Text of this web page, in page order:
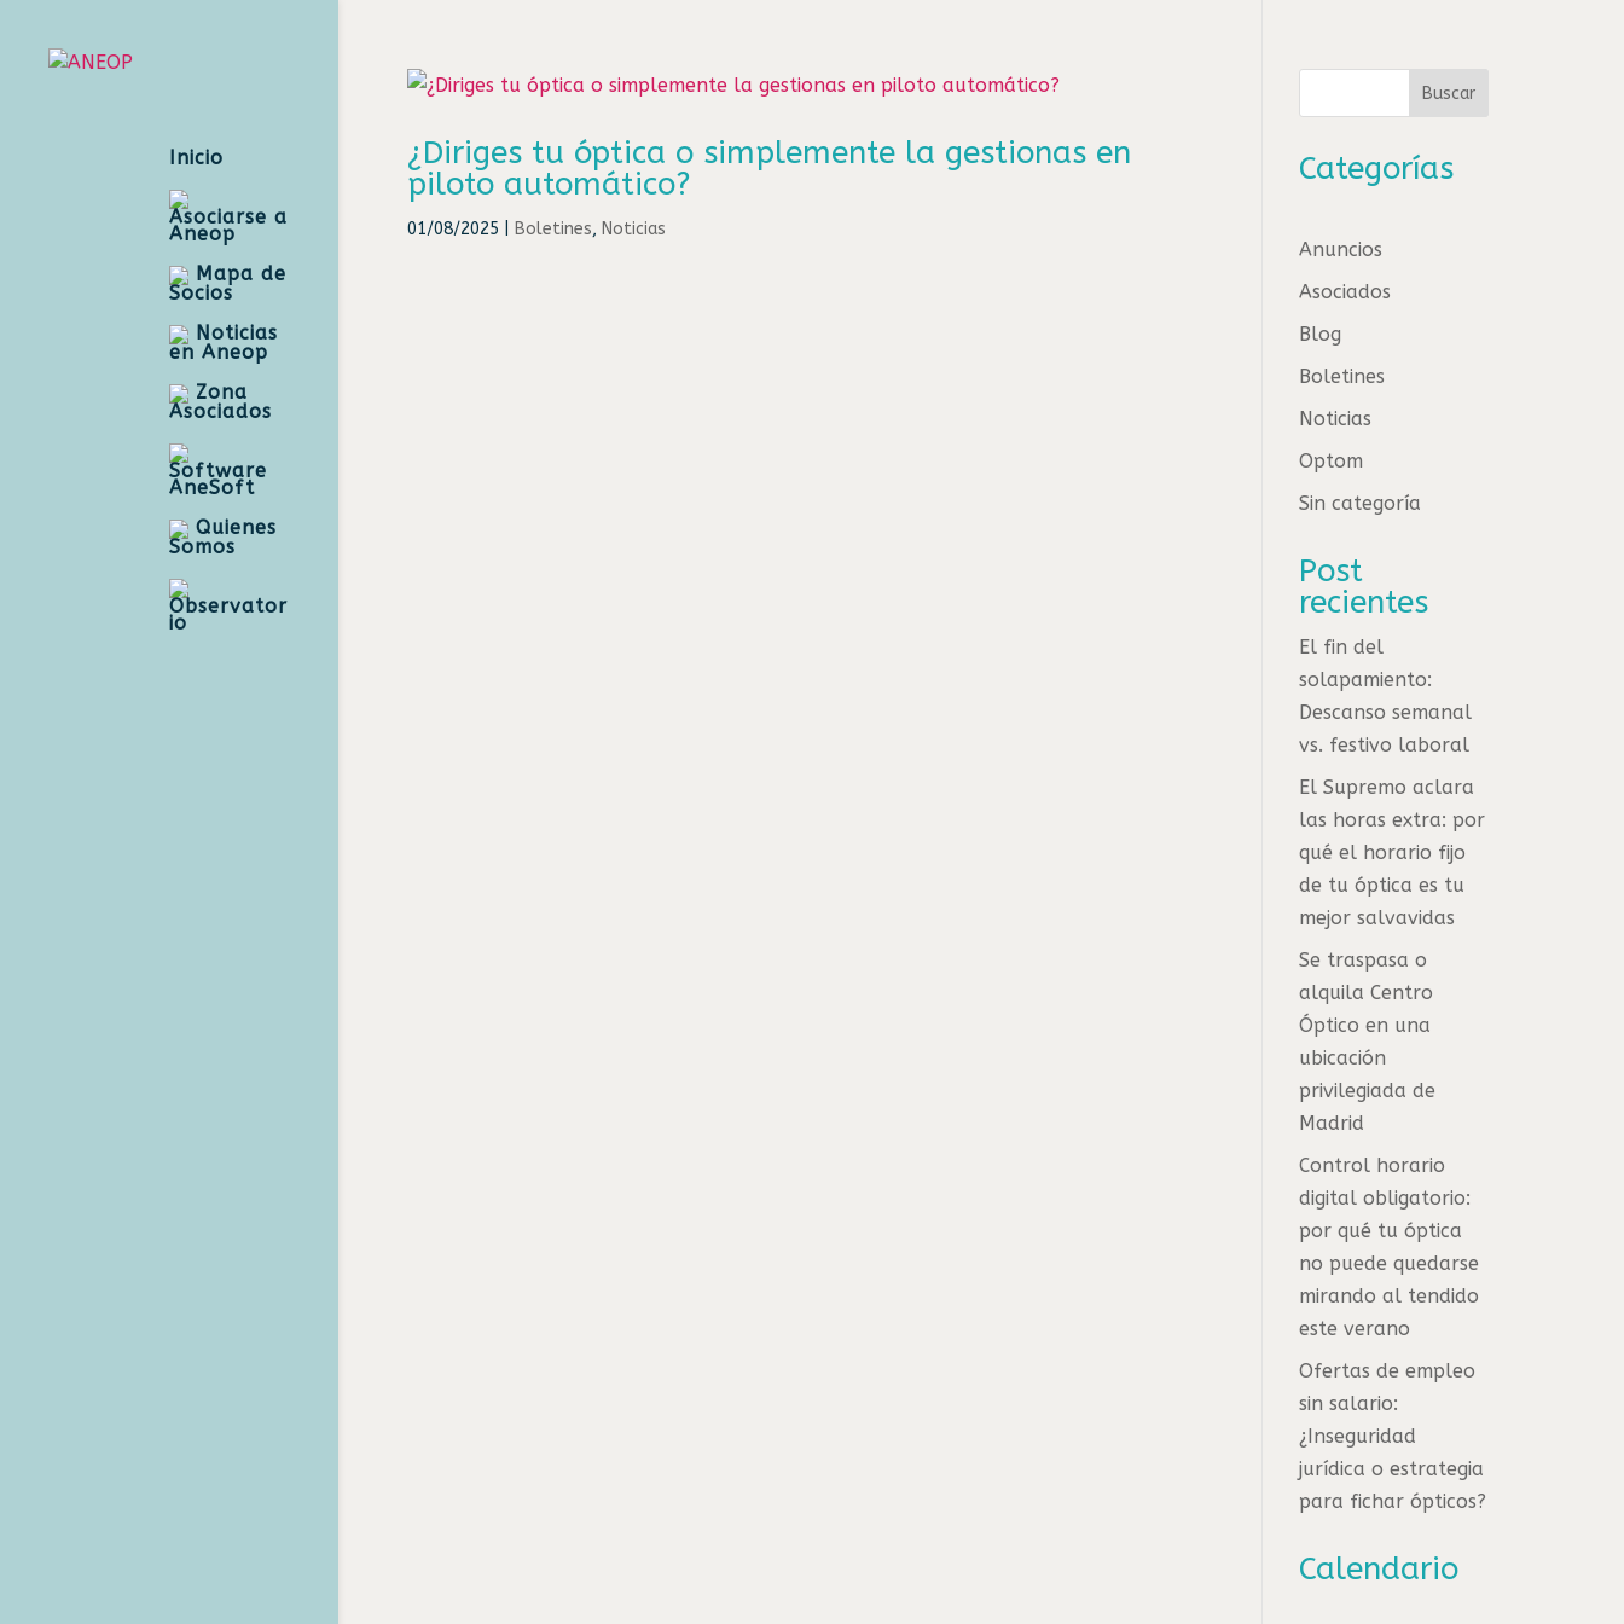
Inicio
Asociarse a
Aneop
Mapa de
Socios
Noticias
en Aneop
Zona
Asociados
Software
AneSoft
Quienes
Somos
Observator
io
¿Diriges tu óptica o simplemente la gestionas en
piloto automático?
01/08/2025 Boletines, Noticias
Buscar
Categorías
Anuncios
Asociados
Blog
Boletines
Noticias
Optom
Sin categoría
Post
recientes
El fin del
solapamiento:
Descanso semanal
vs. festivo laboral
El Supremo aclara
las horas extra: por
qué el horario fijo
de tu óptica es tu
mejor salvavidas
Se traspasa o
alquila Centro
Óptico en una
ubicación
privilegiada de
Madrid
Control horario
digital obligatorio:
por qué tu óptica
no puede quedarse
mirando al tendido
este verano
Ofertas de empleo
sin salario:
¿Inseguridad
jurídica o estrategia
para fichar ópticos?
Calendario